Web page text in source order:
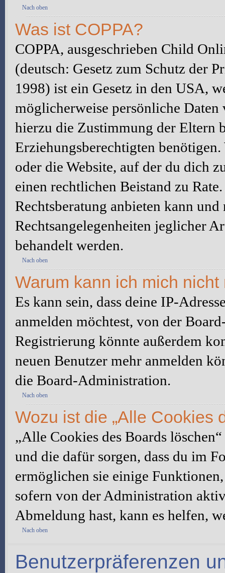
Nach oben
Was ist COPPA?
COPPA, ausgeschrieben Child
(deutsch: Gesetz zum Schutz der
1998) ist ein Gesetz in den USA,
möglicherweise persönliche
hierzu die Zustimmung der Eltern
Erziehungsberechtigten
oder die Website, auf der du dich
einen rechtlichen Beistand zu
Rechtsberatung anbieten kann
Rechtsangelegenheiten jeglicher
behandelt werden.
Nach oben
Warum kann ich mich nicht
Es kann sein, dass deine IP-
anmelden möchtest, von der
Registrierung könnte außerdem
neuen Benutzer mehr anmelden
die Board-Administration.
Nach oben
Wozu ist die „Alle Cookies
„Alle Cookies des Boards
und die dafür sorgen, dass du im
ermöglichen sie einige
sofern von der Administration
Abmeldung hast, kann es helfen,
Nach oben
Benutzerpräferenzen